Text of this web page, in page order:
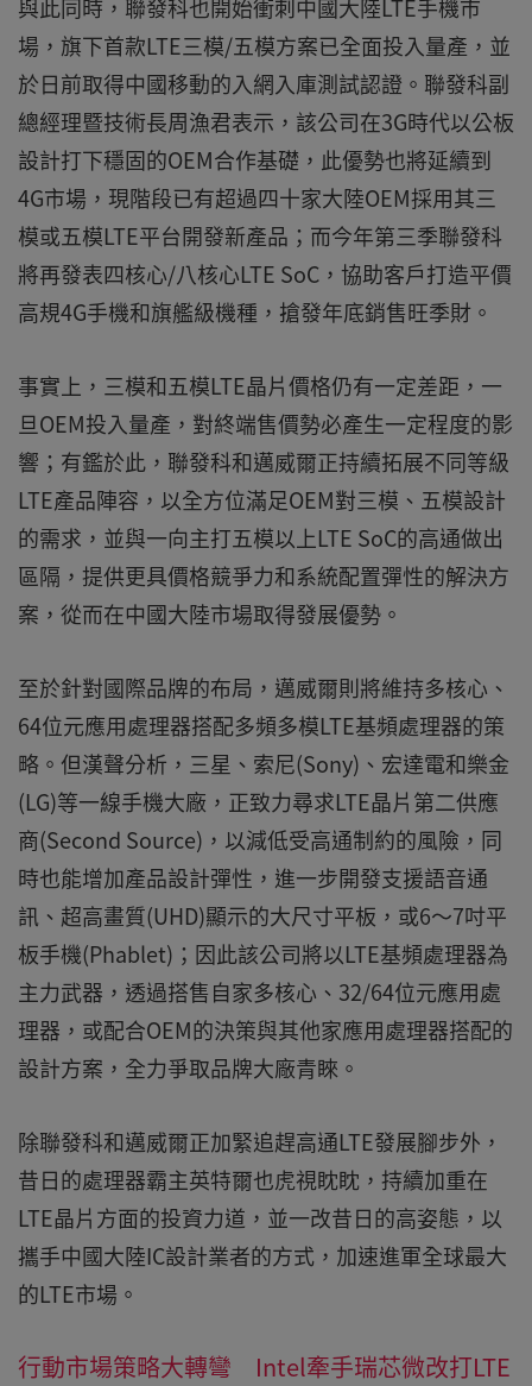
與此同時，聯發科也開始衝刺中國大陸LTE手機市
場，旗下首款LTE三模/五模方案已全面投入量產，並
於日前取得中國移動的入網入庫測試認證。聯發科副
總經理暨技術長周漁君表示，該公司在3G時代以公板
設計打下穩固的OEM合作基礎，此優勢也將延續到
4G市場，現階段已有超過四十家大陸OEM採用其三
模或五模LTE平台開發新產品；而今年第三季聯發科
將再發表四核心/八核心LTE SoC，協助客戶打造平價
高規4G手機和旗艦級機種，搶發年底銷售旺季財。
事實上，三模和五模LTE晶片價格仍有一定差距，一
旦OEM投入量產，對終端售價勢必產生一定程度的影
響；有鑑於此，聯發科和邁威爾正持續拓展不同等級
LTE產品陣容，以全方位滿足OEM對三模、五模設計
的需求，並與一向主打五模以上LTE SoC的高通做出
區隔，提供更具價格競爭力和系統配置彈性的解決方
案，從而在中國大陸市場取得發展優勢。
至於針對國際品牌的布局，邁威爾則將維持多核心、
64位元應用處理器搭配多頻多模LTE基頻處理器的策
略。但漢聲分析，三星、索尼(Sony)、宏達電和樂金
(LG)等一線手機大廠，正致力尋求LTE晶片第二供應
商(Second Source)，以減低受高通制約的風險，同
時也能增加產品設計彈性，進一步開發支援語音通
訊、超高畫質(UHD)顯示的大尺寸平板，或6～7吋平
板手機(Phablet)；因此該公司將以LTE基頻處理器為
主力武器，透過搭售自家多核心、32/64位元應用處
理器，或配合OEM的決策與其他家應用處理器搭配的
設計方案，全力爭取品牌大廠青睞。
除聯發科和邁威爾正加緊追趕高通LTE發展腳步外，
昔日的處理器霸主英特爾也虎視眈眈，持續加重在
LTE晶片方面的投資力道，並一改昔日的高姿態，以
攜手中國大陸IC設計業者的方式，加速進軍全球最大
的LTE市場。
行動市場策略大轉彎 Intel牽手瑞芯微改打LTE